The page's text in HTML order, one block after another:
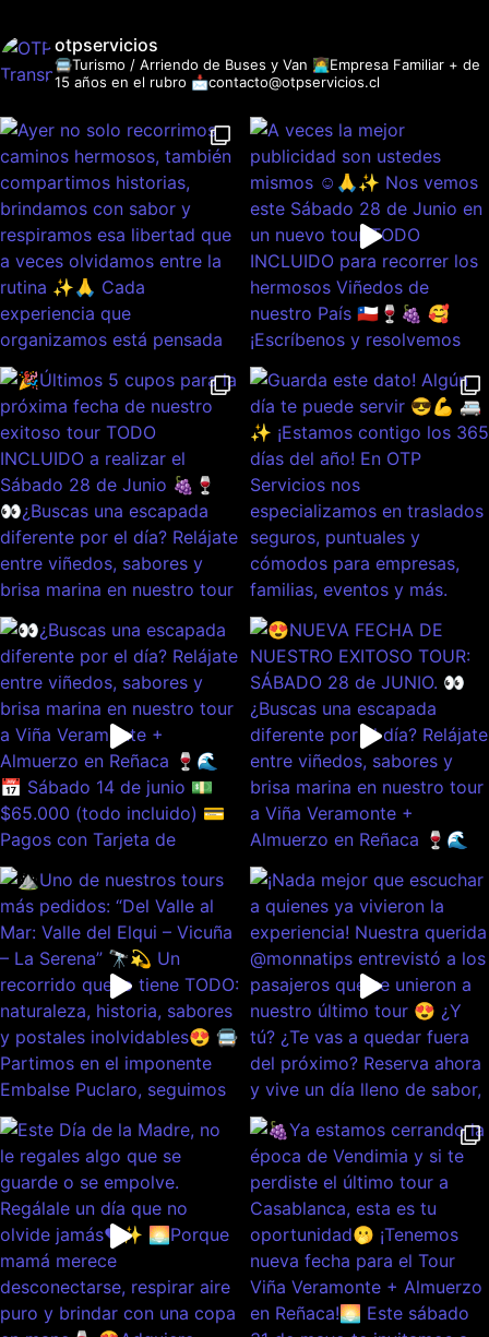
otpservicios
🚍Turismo / Arriendo de Buses y Van 👩‍💻Empresa Familiar + de
15 años en el rubro 📩contacto@otpservicios.cl